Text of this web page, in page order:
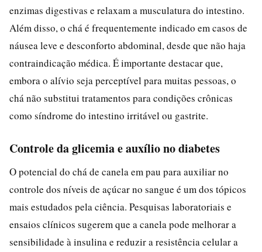
enzimas digestivas e relaxam a musculatura do intestino.
Além disso, o chá é frequentemente indicado em casos de
náusea leve e desconforto abdominal, desde que não haja
contraindicação médica. É importante destacar que,
embora o alívio seja perceptível para muitas pessoas, o
chá não substitui tratamentos para condições crônicas
como síndrome do intestino irritável ou gastrite.
Controle da glicemia e auxílio no diabetes
O potencial do chá de canela em pau para auxiliar no
controle dos níveis de açúcar no sangue é um dos tópicos
mais estudados pela ciência. Pesquisas laboratoriais e
ensaios clínicos sugerem que a canela pode melhorar a
sensibilidade à insulina e reduzir a resistência celular a